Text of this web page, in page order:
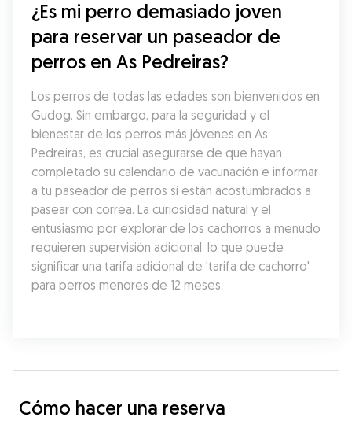
¿Es mi perro demasiado joven
para reservar un paseador de
perros en As Pedreiras?
Los perros de todas las edades son bienvenidos en
Gudog. Sin embargo, para la seguridad y el
bienestar de los perros más jóvenes en As
Pedreiras, es crucial asegurarse de que hayan
completado su calendario de vacunación e informar
a tu paseador de perros si están acostumbrados a
pasear con correa. La curiosidad natural y el
entusiasmo por explorar de los cachorros a menudo
requieren supervisión adicional, lo que puede
significar una tarifa adicional de 'tarifa de cachorro'
para perros menores de 12 meses.
Cómo hacer una reserva